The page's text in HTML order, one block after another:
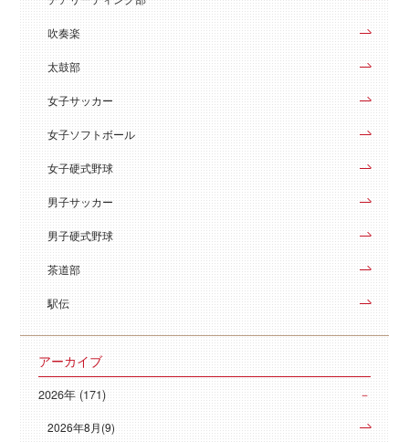
吹奏楽
太鼓部
女子サッカー
女子ソフトボール
女子硬式野球
男子サッカー
男子硬式野球
茶道部
駅伝
アーカイブ
2026年 (171)
2026年8月(9)